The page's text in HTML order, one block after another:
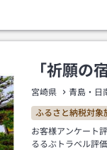
「祈願の
宮崎県 青島・日
ふるさと納税対象
お客様アンケート
るるぶトラベル評価